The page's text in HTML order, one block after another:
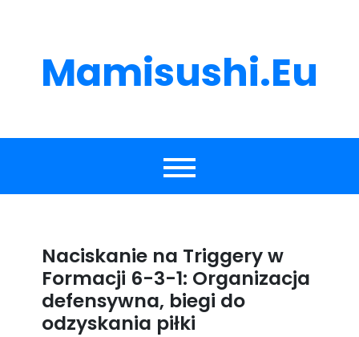
Mamisushi.eu
Naciskanie na Triggery w
Formacji 6-3-1: Organizacja
defensywna, biegi do
odzyskania piłki